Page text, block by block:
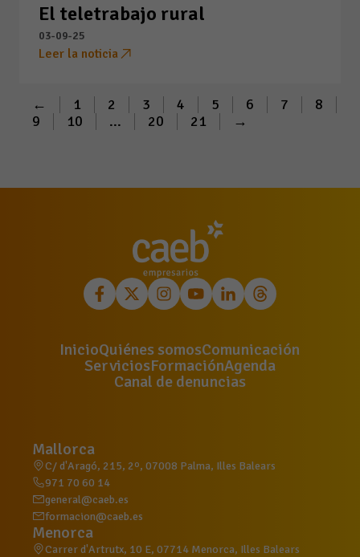
El teletrabajo rural
03-09-25
Leer la noticia
← 1 2 3 4 5 6 7
8
9
10 ... 20 21 →
InicioQuiénes somosComunicación
ServiciosFormaciónAgenda
Canal de denuncias
Mallorca
C/ d'Aragó, 215, 2º, 07008 Palma, Illes Balears
971 70 60 14
general@caeb.es
formacion@caeb.es
Menorca
Carrer d'Artrutx, 10 E, 07714 Menorca, Illes Balears